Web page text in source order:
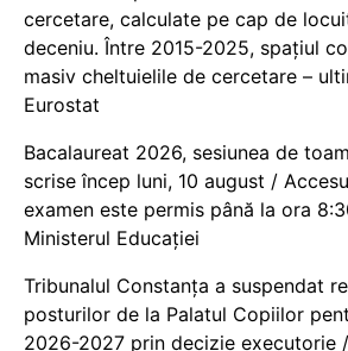
cercetare, calculate pe cap de
deceniu. Între 2015-2025, spațiul
masiv cheltuielile de cercetare –
Eurostat
Bacalaureat 2026, sesiunea de
scrise încep luni, 10 august /
examen este permis până la ora
Ministerul Educației
Tribunalul Constanța a suspendat
posturilor de la Palatul Copiilor
2026-2027 prin decizie executorie